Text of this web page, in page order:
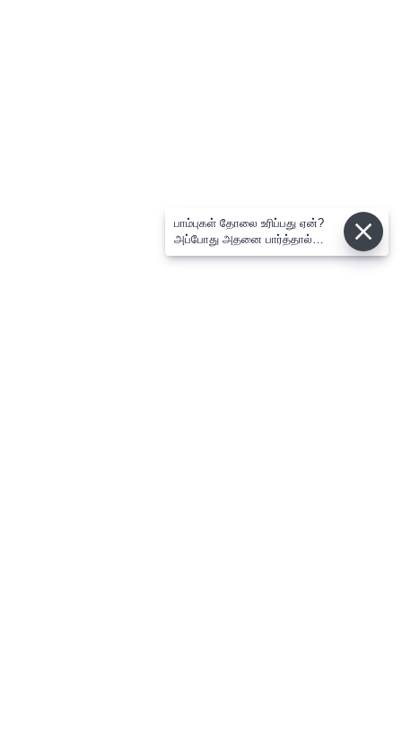
பாம்புகள் தோலை உரிப்பது ஏன்?
அப்போது அதனை பார்த்தால்
பழிவாங்குமா?